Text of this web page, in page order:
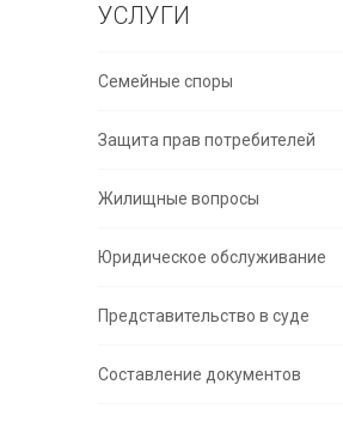
УСЛУГИ
Семейные споры
Защита прав потребителей
Жилищные вопросы
Юридическое обслуживание
Представительство в суде
Составление документов